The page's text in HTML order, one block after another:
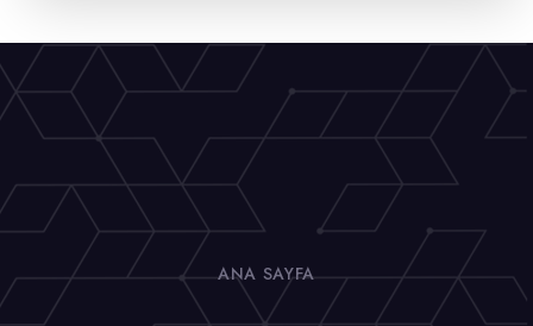
ANA SAYFA